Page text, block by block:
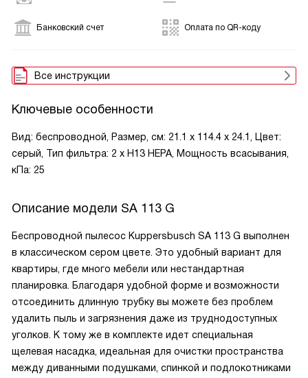
Банковский счет Оплата по QR-коду
Все инструкции
Ключевые особенности
Вид: беспроводной, Размер, см: 21.1 x 114.4 x 24.1, Цвет:
серый, Тип фильтра: 2 x H13 HEPA, Мощность всасывания,
кПа: 25
Описание модели SA 113 G
Беспроводной пылесос Kuppersbusch SA 113 G выполнен
в классическом сером цвете. Это удобный вариант для
квартиры, где много мебели или нестандартная
планировка. Благодаря удобной форме и возможности
отсоединить длинную трубку вы можете без проблем
удалить пыль и загрязнения даже из труднодоступных
уголков. К тому же в комплекте идет специальная
щелевая насадка, идеальная для очистки пространства
между диванными подушками, спинкой и подлокотниками